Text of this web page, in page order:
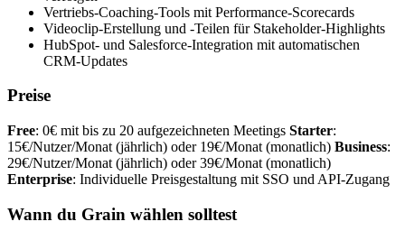
Vertriebs-Coaching-Tools mit Performance-Scorecards
Videoclip-Erstellung und -Teilen für Stakeholder-Highlights
HubSpot- und Salesforce-Integration mit automatischen
CRM-Updates
Preise
Free: 0€ mit bis zu 20 aufgezeichneten Meetings Starter:
15€/Nutzer/Monat (jährlich) oder 19€/Monat (monatlich) Business:
29€/Nutzer/Monat (jährlich) oder 39€/Monat (monatlich)
Enterprise: Individuelle Preisgestaltung mit SSO und API-Zugang
Wann du Grain wählen solltest